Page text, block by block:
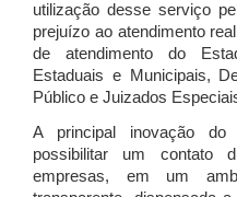
utilização desse serviço
prejuízo ao atendimento
de atendimento do
Estaduais e Municipais,
Público e Juizados
A principal inovação do
possibilitar um contato
empresas, em um